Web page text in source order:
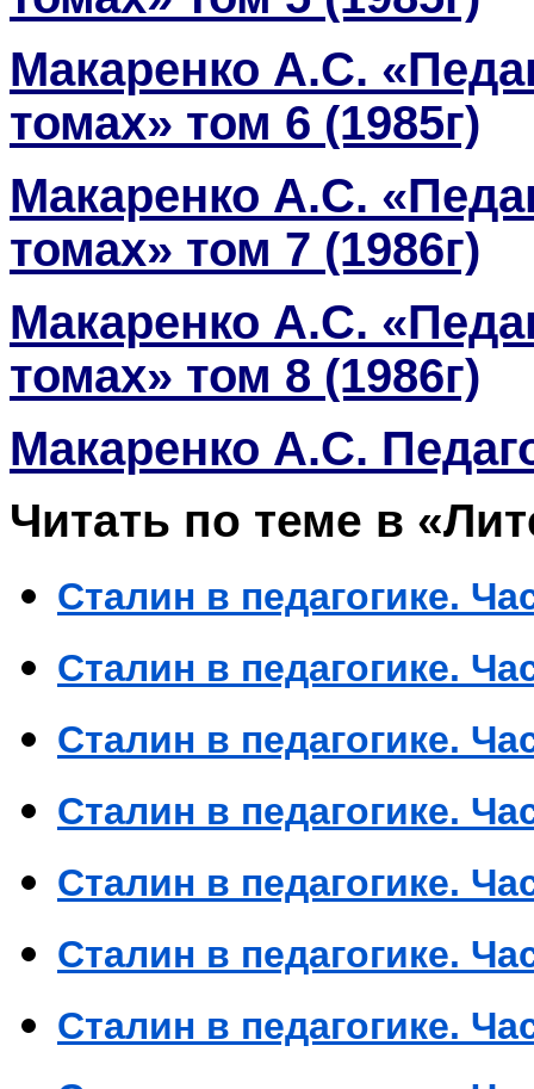
Макаренко А.С.
томах» том 6 (1985г)
Макаренко А.С.
томах» том 7 (1986г)
Макаренко А.С.
томах» том 8 (1986г)
Макаренко А.С.
Читать по теме в
Сталин в педагогике.
Сталин в педагогике.
Сталин в педагогике.
Сталин в педагогике.
Сталин в педагогике.
Сталин в педагогике.
Сталин в педагогике.